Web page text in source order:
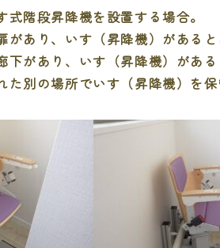
式階段昇降機を設置する場合。
があり、いす（昇降機）がある
下があり、いす（昇降機）があ
た別の場所でいす（昇降機）を保